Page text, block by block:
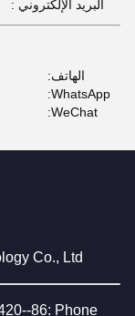
البريد الإلكتروني :
الهاتف:
WhatsApp:
WeChat:
Co., Ltd.
Phone :
86--13450663420